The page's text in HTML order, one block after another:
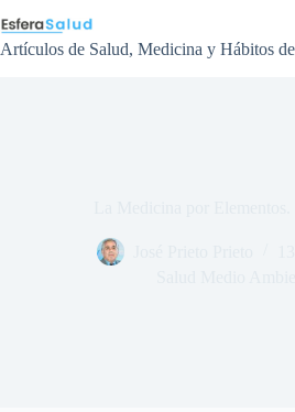
al
contenido
Artículos de Salud, Medicina y Hábitos